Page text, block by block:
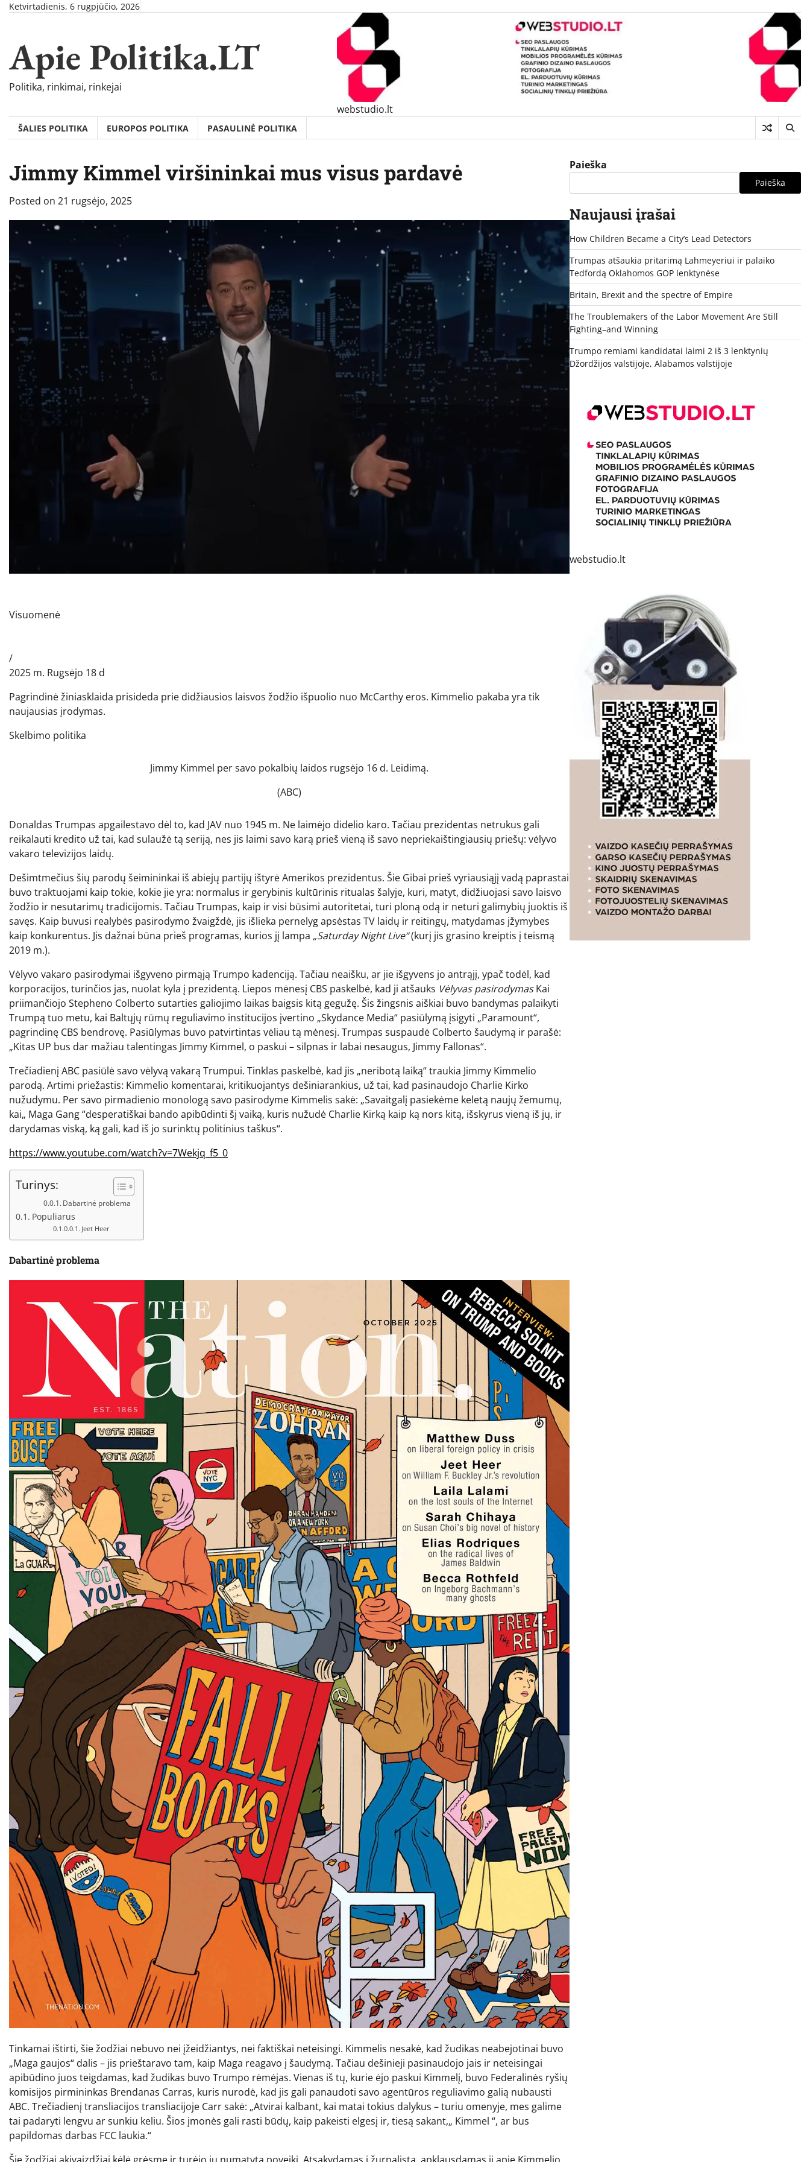
SkipKetvirtadienis, 6 rugpjūčio, 2026
Apie Politika.LT
Politika, rinkimai, rinkejai
webstudio.lt
ŠALIES POLITIKA EUROPOS POLITIKA PASAULINĖ POLITIKA
Jimmy Kimmel viršininkai mus visus pardavė
Posted on 21 rugsėjo, 2025
Visuomenė
/
2025 m. Rugsėjo 18 d
Pagrindinė žiniasklaida prisideda prie didžiausios laisvos žodžio išpuolio nuo McCarthy eros. Kimmelio pakaba yra tik
naujausias įrodymas.
Skelbimo politika
Jimmy Kimmel per savo pokalbių laidos rugsėjo 16 d. Leidimą.
(ABC)
Donaldas Trumpas apgailestavo dėl to, kad JAV nuo 1945 m. Ne laimėjo didelio karo. Tačiau prezidentas netrukus gali
reikalauti kredito už tai, kad sulaužė tą seriją, nes jis laimi savo karą prieš vieną iš savo nepriekaištingiausių priešų: vėlyvo
vakaro televizijos laidų.
Dešimtmečius šių parodų šeimininkai iš abiejų partijų ištyrė Amerikos prezidentus. Šie Gibai prieš vyriausiąjį vadą paprastai
buvo traktuojami kaip tokie, kokie jie yra: normalus ir gerybinis kultūrinis ritualas šalyje, kuri, matyt, didžiuojasi savo laisvo
žodžio ir nesutarimų tradicijomis. Tačiau Trumpas, kaip ir visi būsimi autoritetai, turi ploną odą ir neturi galimybių juoktis iš
savęs. Kaip buvusi realybės pasirodymo žvaigždė, jis išlieka pernelyg apsėstas TV laidų ir reitingų, matydamas įžymybes
kaip konkurentus. Jis dažnai būna prieš programas, kurios jį lampa „Saturday Night Live“(kurį jis grasino kreiptis į teismą
2019 m.).
Vėlyvo vakaro pasirodymai išgyveno pirmąją Trumpo kadenciją. Tačiau neaišku, ar jie išgyvens jo antrąjį, ypač todėl, kad
korporacijos, turinčios jas, nuolat kyla į prezidentą. Liepos mėnesį CBS paskelbė, kad ji atšauks Vėlyvas pasirodymasKai
priimančiojo Stepheno Colberto sutarties galiojimo laikas baigsis kitą gegužę. Šis žingsnis aiškiai buvo bandymas palaikyti
Trumpą tuo metu, kai Baltųjų rūmų reguliavimo institucijos įvertino „Skydance Media“ pasiūlymą įsigyti „Paramount“,
pagrindinę CBS bendrovę. Pasiūlymas buvo patvirtintas vėliau tą mėnesį. Trumpas suspaudė Colberto šaudymą ir parašė:
„Kitas UP bus dar mažiau talentingas Jimmy Kimmel, o paskui – silpnas ir labai nesaugus, Jimmy Fallonas“.
Trečiadienį ABC pasiūlė savo vėlyvą vakarą Trumpui. Tinklas paskelbė, kad jis „neribotą laiką“ traukia Jimmy Kimmelio
parodą. Artimi priežastis: Kimmelio komentarai, kritikuojantys dešiniarankius, už tai, kad pasinaudojo Charlie Kirko
nužudymu. Per savo pirmadienio monologą savo pasirodyme Kimmelis sakė: „Savaitgalį pasiekėme keletą naujų žemumų,
kai„ Maga Gang “desperatiškai bando apibūdinti šį vaiką, kuris nužudė Charlie Kirką kaip ką nors kitą, išskyrus vieną iš jų, ir
darydamas viską, ką gali, kad iš jo surinktų politinius taškus“.
https://www.youtube.com/watch?v=7Wekjq_f5_0
Turinys:
Dabartinė problema
Populiarus
Jeet Heer
Dabartinė problema
Tinkamai ištirti, šie žodžiai nebuvo nei įžeidžiantys, nei faktiškai neteisingi. Kimmelis nesakė, kad žudikas neabejotinai buvo
„Maga gaujos“ dalis – jis prieštaravo tam, kaip Maga reagavo į šaudymą. Tačiau dešinieji pasinaudojo jais ir neteisingai
apibūdino juos teigdamas, kad žudikas buvo Trumpo rėmėjas. Vienas iš tų, kurie ėjo paskui Kimmelį, buvo Federalinės ryšių
komisijos pirmininkas Brendanas Carras, kuris nurodė, kad jis gali panaudoti savo agentūros reguliavimo galią nubausti
ABC. Trečiadienį transliacijos transliacijoje Carr sakė: „Atvirai kalbant, kai matai tokius dalykus – turiu omenyje, mes galime
tai padaryti lengvu ar sunkiu keliu. Šios įmonės gali rasti būdų, kaip pakeisti elgesį ir, tiesą sakant,„ Kimmel “, ar bus
papildomas darbas FCC laukia.“
Šie žodžiai akivaizdžiai kėlė grėsmę ir turėjo jų numatytą poveikį. Atsakydamas į žurnalistą, apklausdamas jį apie Kimmelio
Paieška
Paieška
Naujausi įrašai
How Children Became a City’s Lead Detectors
Trumpas atšaukia pritarimą Lahmeyeriui ir palaiko
Tedfordą Oklahomos GOP lenktynėse
Britain, Brexit and the spectre of Empire
The Troublemakers of the Labor Movement Are Still
Fighting–and Winning
Trumpo remiami kandidatai laimi 2 iš 3 lenktynių
Džordžijos valstijoje, Alabamos valstijoje
webstudio.lt